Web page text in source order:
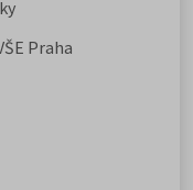
Praha